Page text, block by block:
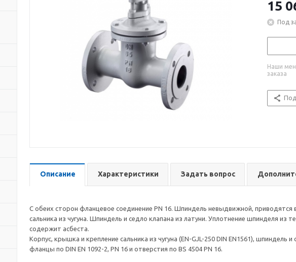
15
Под
Наши
заказа
Описание Характеристики Задать вопрос
С обеих сторон фланцевое соединение PN 16. Шпиндель невыдвижной, приводятся
сальника из чугуна. Шпиндель и седло клапана из латуни. Уплотнение шпинделя из
содержит асбеста.
Корпус, крышка и крепление сальника из чугуна (EN-GJL-250 DIN EN1561), шпиндель
фланцы по DIN EN 1092-2, PN 16 и отверстия по BS 4504 PN 16.